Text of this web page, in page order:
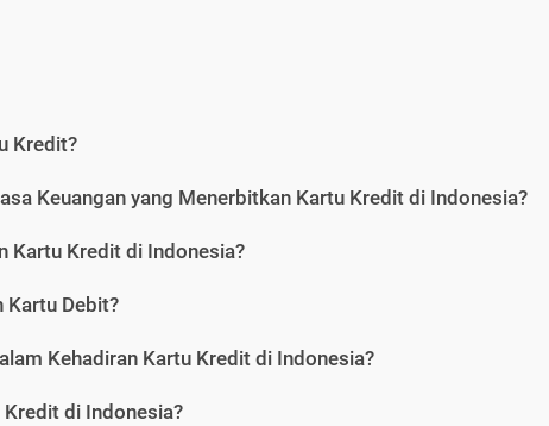
Kredit?
Keuangan yang Menerbitkan Kartu Kredit di Indonesia?
Kartu Kredit di Indonesia?
Kartu Debit?
Kehadiran Kartu Kredit di Indonesia?
Kredit di Indonesia?